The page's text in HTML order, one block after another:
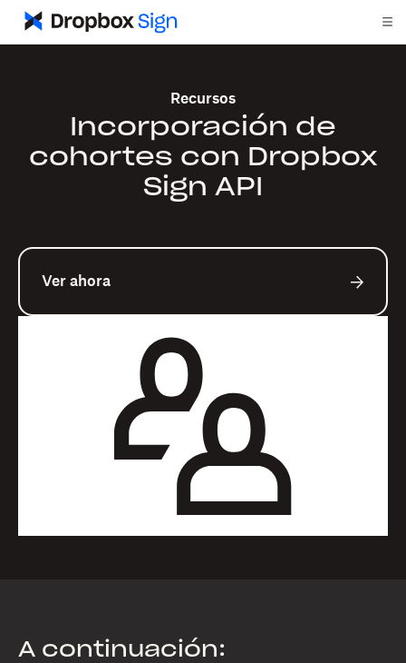
Recursos
Incorporación de
cohortes con Dropbox
Sign API
Ver ahora
A continuación: